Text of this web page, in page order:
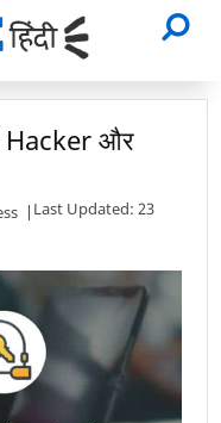
Hacker और
Last Updated: 23